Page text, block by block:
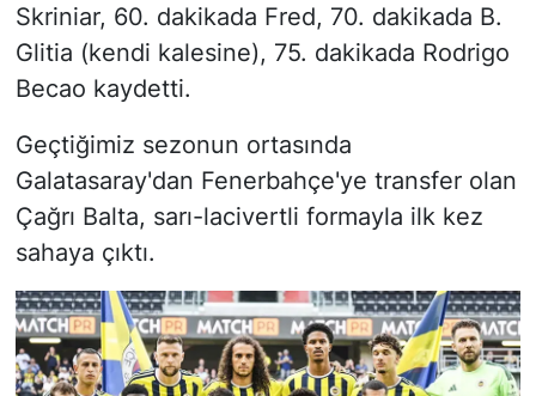
Skriniar, 60. dakikada Fred, 70. dakikada B.
Glitia (kendi kalesine), 75. dakikada Rodrigo
Becao kaydetti.
Geçtiğimiz sezonun ortasında
Galatasaray'dan Fenerbahçe'ye transfer olan
Çağrı Balta, sarı-lacivertli formayla ilk kez
sahaya çıktı.